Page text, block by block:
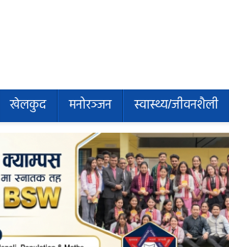
खेलकुद मनोरञ्जन स्वास्थ्य/जीवनशैली